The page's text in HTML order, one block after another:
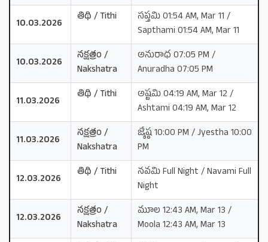
10.03.2026
తిథి / Tithi
సప్తమి 01:54 AM, Mar 11 /
Sapthami 01:54 AM, Mar 11
10.03.2026
నక్షత్రం /
Nakshatra
అనురాధ 07:05 PM /
Anuradha 07:05 PM
11.03.2026
తిథి / Tithi
అష్టమి 04:19 AM, Mar 12 /
Ashtami 04:19 AM, Mar 12
11.03.2026
నక్షత్రం /
Nakshatra
జ్యేష్ఠ 10:00 PM / Jyestha 10:00
PM
12.03.2026
తిథి / Tithi
నవమి Full Night / Navami Full
Night
12.03.2026
నక్షత్రం /
Nakshatra
మూల 12:43 AM, Mar 13 /
Moola 12:43 AM, Mar 13